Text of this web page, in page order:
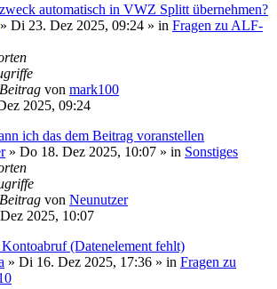
automatisch in VWZ Splitt übernehmen?
» Di 23. Dez 2025, 09:24 » in Fragen zu ALF-
von mark100
2025, 09:24
ich das dem Beitrag voranstellen
» Do 18. Dez 2025, 10:07 » in Sonstiges
von Neunutzer
2025, 10:07
(Datenelement fehlt)
» Di 16. Dez 2025, 17:36 » in Fragen zu